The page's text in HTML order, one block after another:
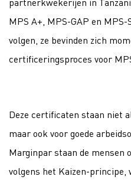
MPS A+, MPS-GAP en
volgen, ze bevinden zich
certificeringsproces voor
Deze certificaten staan niet
maar ook voor goede
Marginpar staan de mensen
volgens het Kaizen-principe,